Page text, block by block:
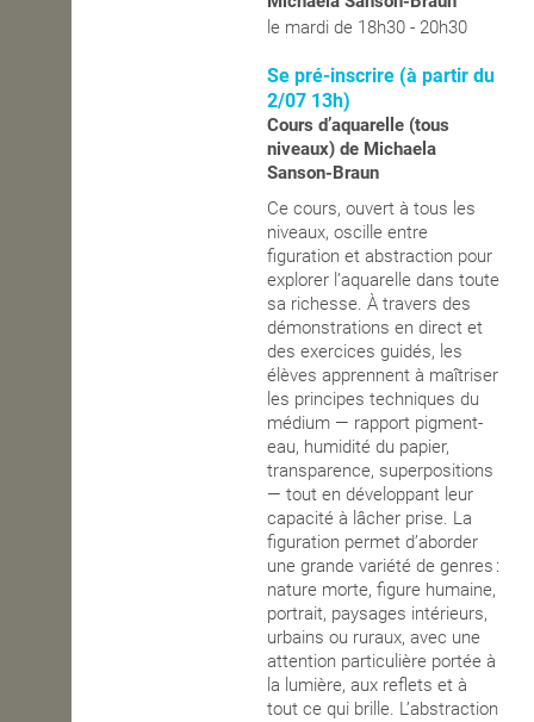
le mardi de 18h30 - 20h30
Se pré-inscrire (à partir du
2/07 13h)
Cours d’aquarelle (tous
niveaux) de Michaela
Sanson-Braun
Ce cours, ouvert à tous les
niveaux, oscille entre
figuration et abstraction pour
explorer l’aquarelle dans toute
sa richesse. À travers des
démonstrations en direct et
des exercices guidés, les
élèves apprennent à maîtriser
les principes techniques du
médium — rapport pigment-
eau, humidité du papier,
transparence, superpositions
— tout en développant leur
capacité à lâcher prise. La
figuration permet d’aborder
une grande variété de genres :
nature morte, figure humaine,
portrait, paysages intérieurs,
urbains ou ruraux, avec une
attention particulière portée à
la lumière, aux reflets et à
tout ce qui brille. L’abstraction